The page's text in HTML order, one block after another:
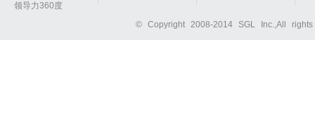
领导力360度
© Copyright 2008-2014 SGL Inc.,All